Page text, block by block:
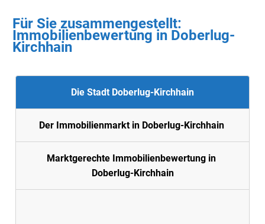
Für Sie zusammengestellt :
Immobilienbewertung in Doberlug-
Kirchhain
Die Stadt Doberlug-Kirchhain
Der Immobilienmarkt in Doberlug-Kirchhain
Marktgerechte Immobilienbewertung in
Doberlug-Kirchhain